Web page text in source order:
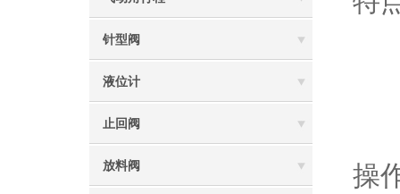
针型阀
液位计
止回阀
放料阀
操